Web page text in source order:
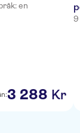
en
3 288 Kr
9